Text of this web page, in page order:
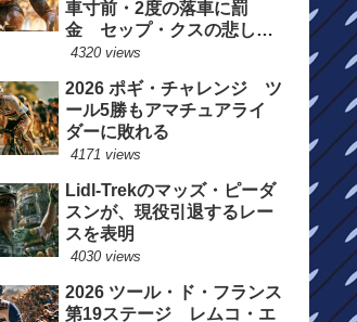
車寸前・2度の落車に罰
金 セップ・クスの悲しい
一日
4320 views
2026 ポギ・チャレンジ ツ
ール5勝もアマチュアライ
ダーに敗れる
4171 views
Lidl-Trekのマッズ・ピーダ
スンが、現役引退するレー
スを表明
4030 views
2026 ツール・ド・フランス
第19ステージ レムコ・エ